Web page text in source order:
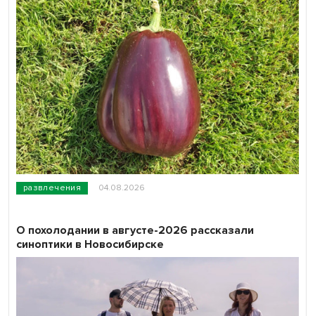
развлечения 04.08.2026
О похолодании в августе-2026 рассказали
синоптики в Новосибирске